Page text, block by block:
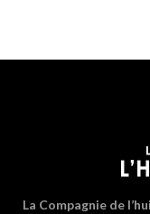
La Compagnie de